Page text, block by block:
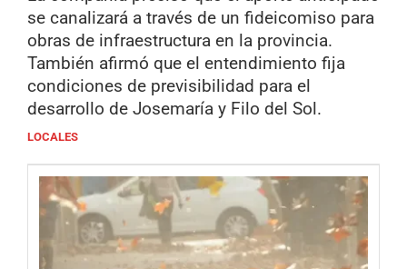
se canalizará a través de un fideicomiso para
obras de infraestructura en la provincia.
También afirmó que el entendimiento fija
condiciones de previsibilidad para el
desarrollo de Josemaría y Filo del Sol.
LOCALES